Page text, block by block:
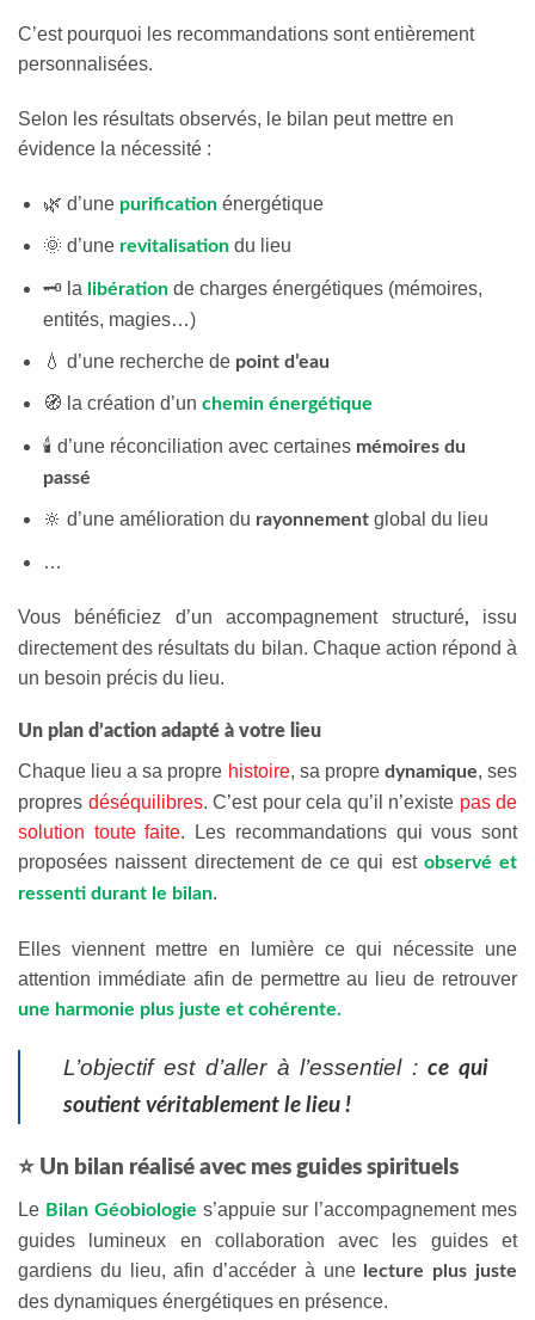
C’est pourquoi les recommandations sont entièrement
personnalisées.
Selon les résultats observés, le bilan peut mettre en
évidence la nécessité :
🌿 d’une purificationénergétique
🌞 d’une revitalisationdu lieu
🗝️ la libérationde charges énergétiques (mémoires,
entités, magies…)
💧 d’une recherche de point d’eau
🧭 la création d’un chemin énergétique
🕯️ d’une réconciliation avec certaines mémoires du
passé
🔆 d’une amélioration du rayonnementglobal du lieu
…
Vous bénéficiez d’un accompagnement structuré, issu
directement des résultats du bilan. Chaque action répond à
un besoin précis du lieu.
Un plan d’action adapté à votre lieu
Chaque lieu a sa propre histoire, sa propre dynamique, ses
propres déséquilibres. C’est pour cela qu’il n’existe pas de
solution toute faite. Les recommandations qui vous sont
proposées naissent directement de ce qui est observé et
ressenti durant le bilan.
Elles viennent mettre en lumière ce qui nécessite une
attention immédiate afin de permettre au lieu de retrouver
une harmonie plus juste et cohérente.
L’objectif est d’aller à l’essentiel : ce qui
soutient véritablement le lieu !
⭐ Un bilan réalisé avec mes guides spirituels
Le Bilan Géobiologie s’appuie sur l’accompagnement mes
guides lumineux en collaboration avec les guides et
gardiens du lieu, afin d’accéder à une
lecture plus juste
des dynamiques énergétiques en présence.